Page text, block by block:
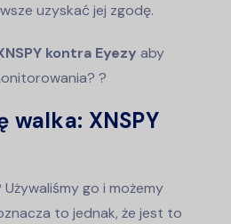
uzyskać jej zgodę.
kontra Eyezy aby
?
walka: XNSPY
Używaliśmy go i możemy
to jednak, że jest to